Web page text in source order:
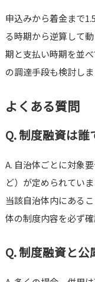
申込みから着金まで
る時期から逆算して
期と支払い時期を並
の調達手段も検討しま
よくある質問
Q. 制度融資は
A. 自治体ごとに対象
ど）が定められてい
当該自治体内にある
体の制度内容を必ず確
Q. 制度融資と